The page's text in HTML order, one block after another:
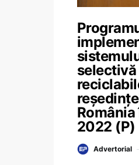
2022 (P)
Advertorial